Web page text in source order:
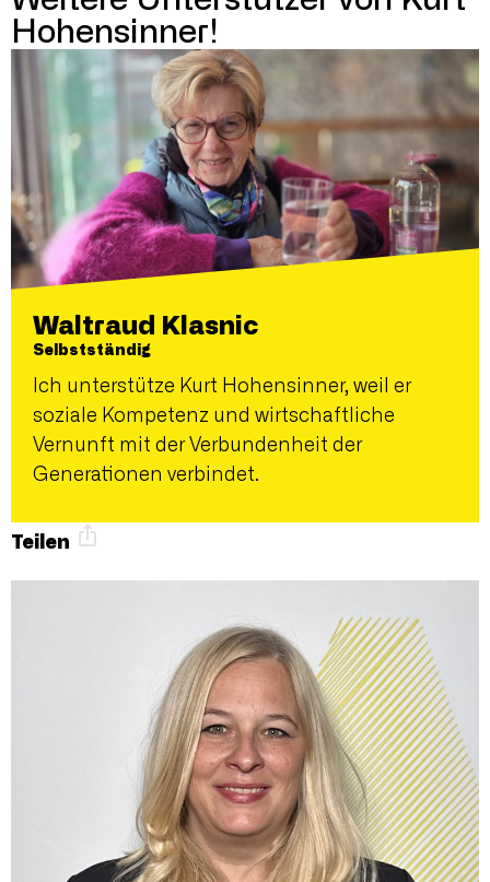
Hohensinner!
Waltraud Klasnic
Selbstständig
Ich unterstütze Kurt Hohensinner, weil er
soziale Kompetenz und wirtschaftliche
Vernunft mit der Verbundenheit der
Generationen verbindet.
Teilen